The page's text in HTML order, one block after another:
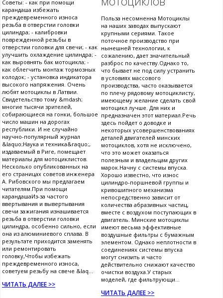
Советы: - как при помощи
карандаша избежать
преждевременного износа
резьба в отверстии головки
цилиндра; - калибровки
поврежденной резьбы в
отверстии головки для свечи; - как
улучшить охлаждение цилиндра; -
как выровнять бак мотоцикла; -
как облегчить монтаж тормозных
колодок; - установка индикатора
высокого напряжения. Очень
любят мотоциклы в Латвии.
Свидетельство тому &mdash;
многие тысячи зрителей,
собирающиеся на гонки, большое
число машин на дорогах
республики. И не случайно
научно-популярный журнал
&laquo;Наука и техника&raquo;,
издаваемый в Риге, помещает
материалы для мотоциклистов.
Несколько опубликованных на
его страницах советов инженера
А. Рибовского мы предлагаем
читателям.При помощи
карандашаИз-за частого
ввертывания и вывертывания
свечи зажигания изнашивается
резьба в отверстии головки
цилиндра, особенно сильно, если
она из алюминиевого сплава. В
результате приходится заменять
или ремонтировать
головку,Чтобы избежать
преждевременного износа,
советуем резьбу на свече &laq...
ЧИТАТЬ ДАЛЕЕ >>
Польза несомненна Мотоциклы
на наших заводах выпускают
крупными сериями. Такое
поточное производство при
нынешней технологии, к
сожалению, дает значительный
разброс по качеству.Однако то,
что бывает не под силу устранить
в условиях массового
производства, часто оказывается
по плечу рядовому мотоциклисту,
имеющему желание сделать свой
мотоцикл лучше. Для них и
предназначен этот материал.Речь
здесь пойдет о доводке и
некоторых усовершенствованиях
деталей двигателей минских
мотоциклов, хотя не исключено,
что это может оказаться
полезным и владельцам других
марок.Начну с системы впуска.
Хорошо известно, что износ
цилиндро-поршневой группы и
кривошипного механизма
непосредственно зависит от
количества абразивных частиц,
вместе с воздухом поступающих в
двигатель. Минские мотоциклы
имеют весьма эффективные
воздушные фильтры с бумажным
элементом. Однако неплотности в
соединениях системы впуска
могут снизить и часто
действительно снижают качество
очистки воздуха.У старых
моделей, где фильтрующи...
ЧИТАТЬ ДАЛЕЕ >>